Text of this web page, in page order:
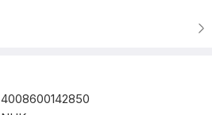
4008600142850